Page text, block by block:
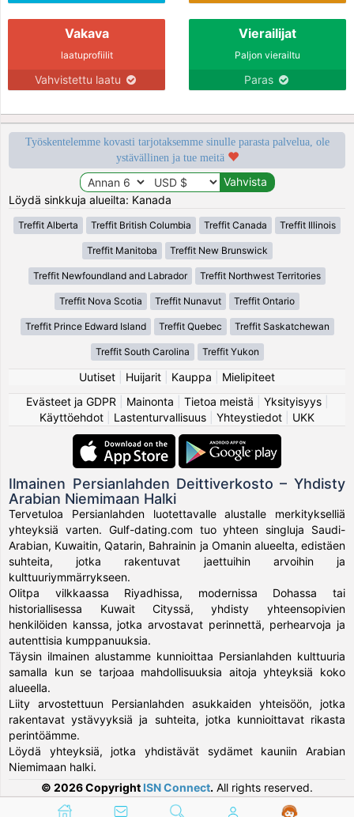
Vakava
laatuprofiilit
Vahvistettu laatu
Vierailijat
Paljon vierailtu
Paras
Työskentelemme kovasti tarjotaksemme sinulle parasta palvelua, ole
ystävällinen ja tue meitä
Löydä sinkkuja alueilta: Kanada
Treffit Alberta Treffit British Columbia Treffit Canada Treffit Illinois
Treffit Manitoba Treffit New Brunswick
Treffit Newfoundland and Labrador Treffit Northwest Territories
Treffit Nova Scotia Treffit Nunavut Treffit Ontario
Treffit Prince Edward Island Treffit Quebec Treffit Saskatchewan
Treffit South Carolina Treffit Yukon
Uutiset Huijarit Kauppa
Mielipiteet
Evästeet ja GDPR
Mainonta Tietoa meistä Yksityisyys|
Käyttöehdot
Lastenturvallisuus Yhteystiedot UKK
Ilmainen Persianlahden Deittiverkosto – Yhdisty
Arabian Niemimaan Halki
Tervetuloa Persianlahden luotettavalle alustalle merkitykselliä
yhteyksiä varten. Gulf-dating.com tuo yhteen singluja Saudi-
Arabian, Kuwaitin, Qatarin, Bahrainin ja Omanin alueelta, edistäen
suhteita, jotka rakentuvat jaettuihin arvoihin ja
kulttuuriymmärrykseen.
Olitpa vilkkaassa Riyadhissa, modernissa Dohassa tai
historiallisessa Kuwait Cityssä, yhdisty yhteensopivien
henkilöiden kanssa, jotka arvostavat perinnettä, perhearvoja ja
autenttisia kumppanuuksia.
Täysin ilmainen alustamme kunnioittaa Persianlahden kulttuuria
samalla kun se tarjoaa mahdollisuuksia aitoja yhteyksiä koko
alueella.
Liity arvostettuun Persianlahden asukkaiden yhteisöön, jotka
rakentavat ystävyyksiä ja suhteita, jotka kunnioittavat rikasta
perintöämme.
Löydä yhteyksiä, jotka yhdistävät sydämet kauniin Arabian
Niemimaan halki.
© 2026 Copyright ISN Connect. All rights reserved.